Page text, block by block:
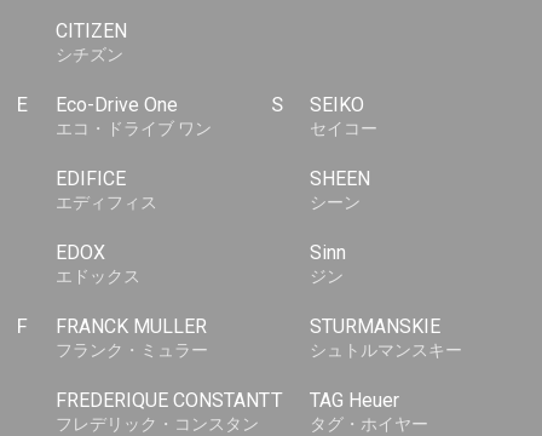
CITIZEN
シチズン
E Eco-Drive One
エコ・ドライブ ワン
EDIFICE
エディフィス
EDOX
エドックス
F FRANCK MULLER
フランク・ミュラー
FREDERIQUE CONSTANT
フレデリック・コンスタン
S SEIKO
セイコー
SHEEN
シーン
Sinn
ジン
STURMANSKIE
シュトルマンスキー
T TAG Heuer
タグ・ホイヤー